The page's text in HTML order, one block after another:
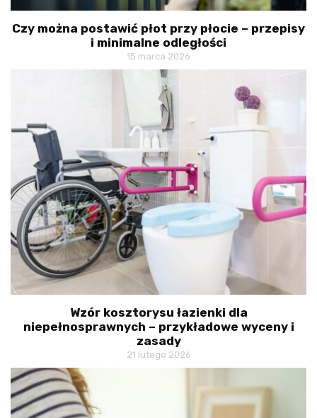
Czy można postawić płot przy płocie – przepisy
i minimalne odległości
15 marca 2026
Wzór kosztorysu łazienki dla
niepełnosprawnych – przykładowe wyceny i
zasady
21 lutego 2026